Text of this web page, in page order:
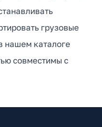
грузовые
нашем каталоге
совместимы с